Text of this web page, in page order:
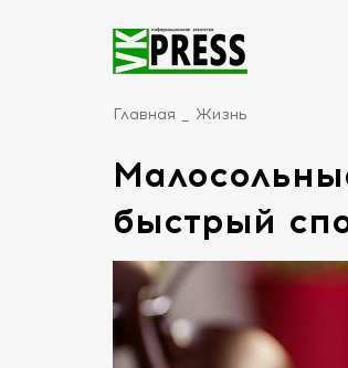
Главная Жизнь
быстрый